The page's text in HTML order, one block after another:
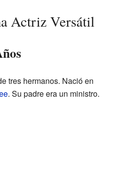
Actriz Versátil
tres hermanos. Nació en
. Su padre era un ministro.